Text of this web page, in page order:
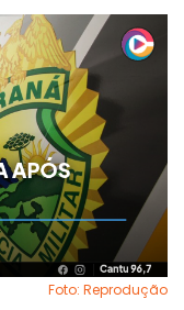
Foto: Reprodução